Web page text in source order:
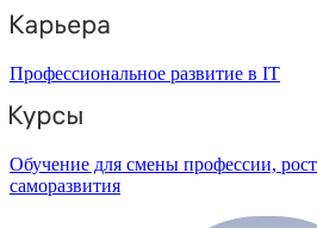
Профессиональное развитие в IT
Обучение для смены профессии,
саморазвития